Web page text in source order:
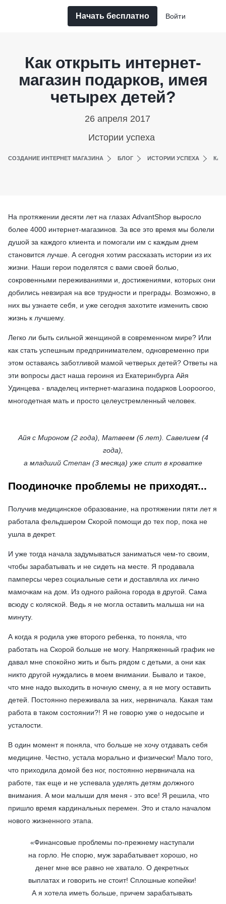
Начать бесплатно Войти
Как открыть интернет-
магазин подарков, имея
четырех детей?
26 апреля 2017
Истории успеха
СОЗДАНИЕ ИНТЕРНЕТ МАГАЗИНА БЛОГ ИСТОРИИ УСПЕХА КАК
На протяжении десяти лет на глазах AdvantShop выросло
более 4000 интернет-магазинов. За все это время мы болели
душой за каждого клиента и помогали им с каждым днем
становится лучше. А сегодня хотим рассказать истории из их
жизни. Наши герои поделятся с вами своей болью,
сокровенными переживаниями и, достижениями, которых они
добились невзирая на все трудности и преграды. Возможно, в
них вы узнаете себя, и уже сегодня захотите изменить свою
жизнь к лучшему.
Легко ли быть сильной женщиной в современном мире? Или
как стать успешным предпринимателем, одновременно при
этом оставаясь заботливой мамой четверых детей? Ответы на
эти вопросы даст наша героиня из Екатеринбурга Айя
Удинцева - владелец интернет-магазина подарков Loopooroo,
многодетная мать и просто целеустремленный человек.
Айя с Мироном (2 года), Матвеем (6 лет). Савелием (4
года),
а младший Степан (3 месяца) уже спит в кроватке
Поодиночке проблемы не приходят...
Получив медицинское образование, на протяжении пяти лет я
работала фельдшером Скорой помощи до тех пор, пока не
ушла в декрет.
И уже тогда начала задумываться заниматься чем-то своим,
чтобы зарабатывать и не сидеть на месте. Я продавала
памперсы через социальные сети и доставляла их лично
мамочкам на дом. Из одного района города в другой. Сама
всюду с коляской. Ведь я не могла оставить малыша ни на
минуту.
А когда я родила уже второго ребенка, то поняла, что
работать на Скорой больше не могу. Напряженный график не
давал мне спокойно жить и быть рядом с детьми, а они как
никто другой нуждались в моем внимании. Бывало и такое,
что мне надо выходить в ночную смену, а я не могу оставить
детей. Постоянно переживала за них, нервничала. Какая там
работа в таком состоянии?! Я не говорю уже о недосыпе и
усталости.
В один момент я поняла, что больше не хочу отдавать себя
медицине. Честно, устала морально и физически! Мало того,
что приходила домой без ног, постоянно нервничала на
работе, так еще и не успевала уделять детям должного
внимания. А мои малыши для меня - это все! Я решила, что
пришло время кардинальных перемен. Это и стало началом
нового жизненного этапа.
«Финансовые проблемы по-прежнему наступали
на горло. Не спорю, муж зарабатывает хорошо, но
денег мне все равно не хватало. О декретных
выплатах и говорить не стоит! Сплошные копейки!
А я хотела иметь больше, причем зарабатывать